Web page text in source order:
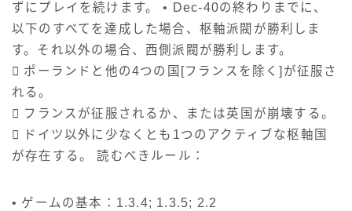
ずにプレイを続けます。 • Dec-40の終わりまでに、
以下のすべてを達成した場合、枢軸派閥が勝利しま
す。それ以外の場合、西側派閥が勝利します。
 ポーランドと他の4つの国[フランスを除く]が征服さ
れる。
 フランスが征服されるか、または英国が崩壊する。
 ドイツ以外に少なくとも1つのアクティブな枢軸国
が存在する。 読むべきルール：
• ゲームの基本：1.3.4; 1.3.5; 2.2